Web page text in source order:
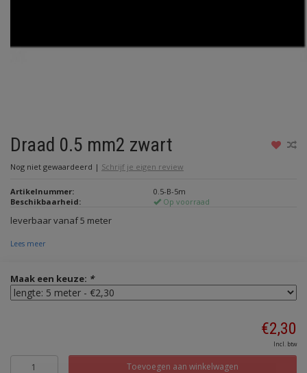
Draad 0.5 mm2 zwart
Nog niet gewaardeerd | Schrijf je eigen review
Artikelnummer:
0.5-B-5m
Beschikbaarheid:
Op voorraad
leverbaar vanaf 5 meter
Lees meer
Maak een keuze: *
€2,30
Incl. btw
Toevoegen aan winkelwagen